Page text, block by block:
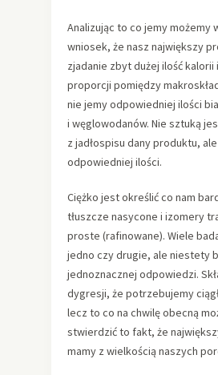
Analizując to co jemy możemy
wniosek, że nasz największy
zjadanie zbyt dużej ilość kalorii
proporcji pomiędzy
nie jemy odpowiedniej ilości
i węglowodanów. Nie sztuką
z jadłospisu dany produktu,
odpowiedniej ilości.
Ciężko jest określić co nam
tłuszcze nasycone i izomery
proste (rafinowane). Wiele
jedno czy drugie, ale niestety
jednoznacznej odpowiedzi.
dygresji, że potrzebujemy
lecz to co na chwilę obecną
stwierdzić to fakt, że
mamy z wielkością naszych